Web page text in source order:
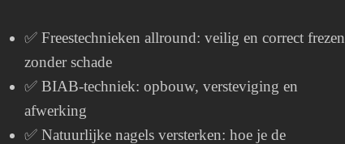
✅ Freestechnieken allround: veilig en correct frezen
zonder schade
✅ BIAB-techniek: opbouw, versteviging en
afwerking
✅ Natuurlijke nagels versterken: hoe je de